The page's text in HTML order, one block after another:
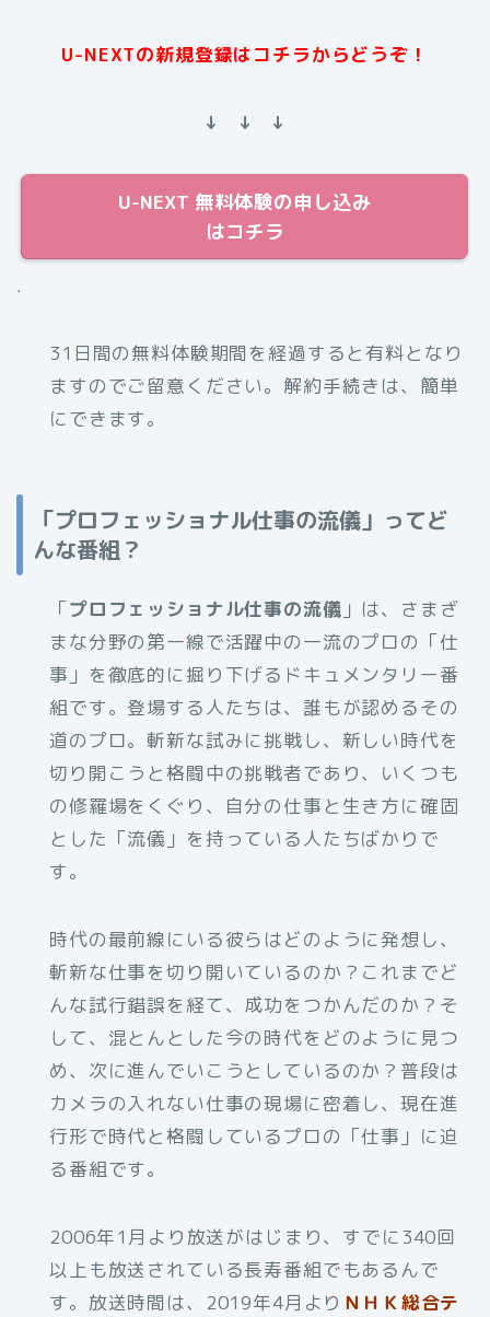
U-NEXTの新規登録はコチラからどうぞ！
↓ ↓ ↓
U-NEXT 無料体験の申し込み
はコチラ
.
31日間の無料体験期間を経過すると有料となり
ますのでご留意ください。解約手続きは、簡単
にできます。
「プロフェッショナル仕事の流儀」ってど
んな番組？
「プロフェッショナル仕事の流儀 」は、さまざ
まな分野の第一線で活躍中の一流のプロの「仕
事」を徹底的に掘り下げるドキュメンタリー番
組です。登場する人たちは、誰もが認めるその
道のプロ。斬新な試みに挑戦し、新しい時代を
切り開こうと格闘中の挑戦者であり、いくつも
の修羅場をくぐり、自分の仕事と生き方に確固
とした「流儀」を持っている人たちばかりで
す。
時代の最前線にいる彼らはどのように発想し、
斬新な仕事を切り開いているのか？これまでど
んな試行錯誤を経て、成功をつかんだのか？そ
して、混とんとした今の時代をどのように見つ
め、次に進んでいこうとしているのか？普段は
カメラの入れない仕事の現場に密着し、現在進
行形で時代と格闘しているプロの「仕事」に迫
る番組です。
2006年1月より放送がはじまり、すでに340回
以上も放送されている長寿番組でもあるんで
す。放送時間は、2019年4月より ＮＨＫ総合テ